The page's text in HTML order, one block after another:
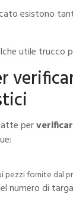
esistono
utile trucco
per
pezzi fornite dal
numero di